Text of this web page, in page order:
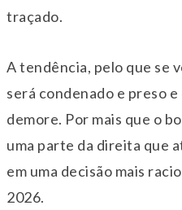
traçado.
A tendência, pelo que se
será condenado e preso
demore. Por mais que o
uma parte da direita que
em uma decisão mais
2026.